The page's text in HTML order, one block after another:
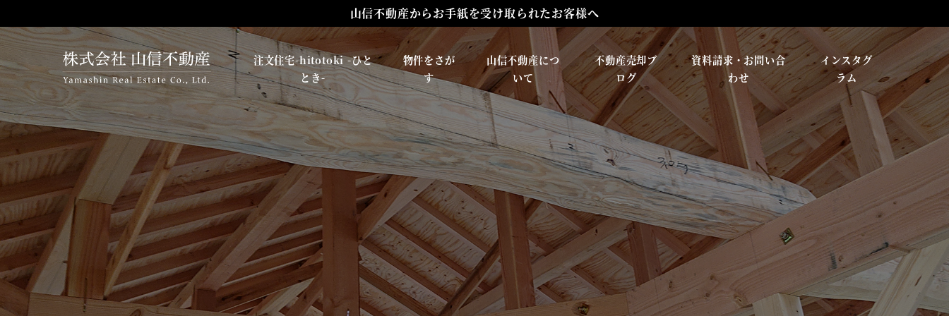
山信不動産からお手紙を受け取られたお客様へ
注文住宅-hitotoki -ひと
とき-
物件をさが
す
山信不動産につ
いて
不動産売却ブ
ログ
資料請求・お問い合
わせ
インスタグ
ラム
山信不動産からお手紙を受け取られたお客様へ